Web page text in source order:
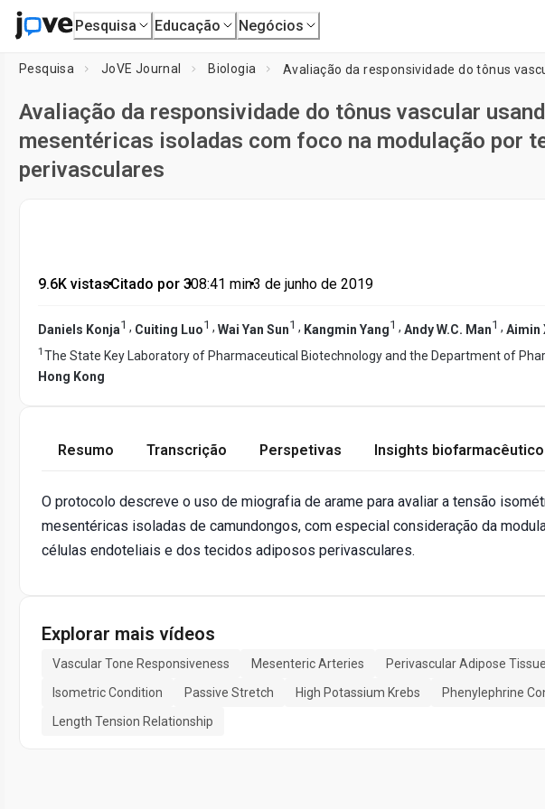
Pesquisa Educação Negócios
Pesquisa JoVE Journal Biologia
Avaliação da responsividade do tônus vascular
mesentéricas isoladas com foco na modulação por
perivasculares
9.6K vistas•Citado por 3•08:41 min•3 de junho de 2019
Daniels Konja1 , Cuiting Luo1 , Wai Yan Sun1 , Kangmin Yang1 , Andy W.C. Man1 , Aimin
1 The State Key Laboratory of Pharmaceutical Biotechnology and the Department of
Hong Kong
Resumo Transcrição Perspetivas Insights
O protocolo descreve o uso de miografia de arame para avaliar a tensão
mesentéricas isoladas de camundongos, com especial consideração da
células endoteliais e dos tecidos adiposos perivasculares.
Explorar mais vídeos
Vascular Tone Responsiveness Mesenteric Arteries Perivascular Adipose
Isometric Condition
Passive Stretch High Potassium Krebs Phenylephrine
Length Tension Relationship